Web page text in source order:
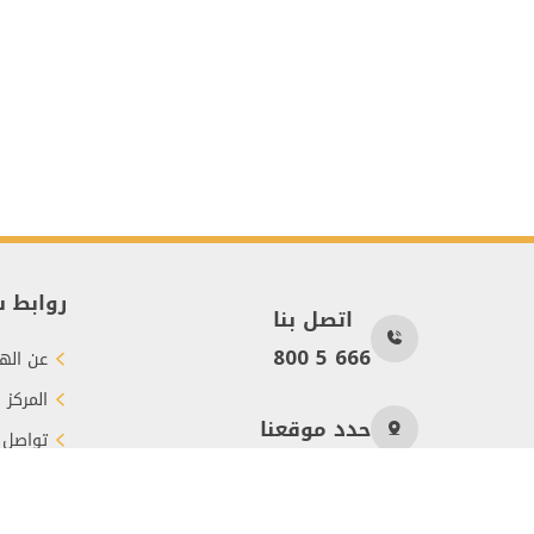
اتصل بنا
800 5 666
حدد موقعنا
عن